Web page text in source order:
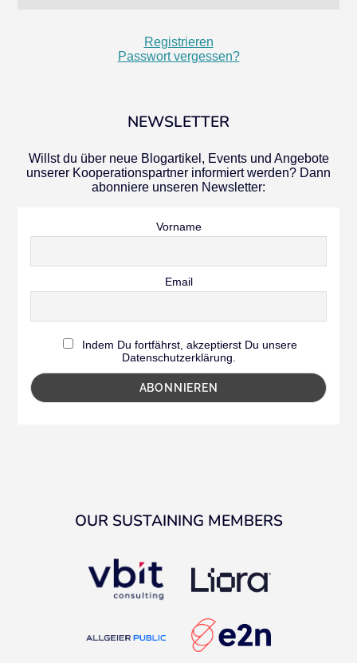
Registrieren
Passwort vergessen?
NEWSLETTER
Willst du über neue Blogartikel, Events und Angebote
unserer Kooperationspartner informiert werden? Dann
abonniere unseren Newsletter:
Vorname
Email
Indem Du fortfährst, akzeptierst Du unsere
Datenschutzerklärung.
OUR SUSTAINING MEMBERS